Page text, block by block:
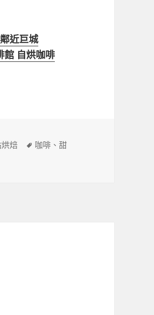
近巨城
自烘咖啡
焙
標
咖啡 、甜